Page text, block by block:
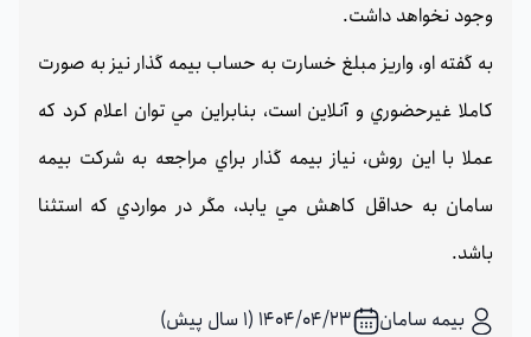
وجود نخواهد داشت.
به گفته او، واريز مبلغ خسارت به حساب بيمه گذار نيز به صورت
كاملا غيرحضوري و آنلاين است،‌ بنابراين مي توان اعلام كرد كه
عملا با اين روش، نياز بيمه گذار براي مراجعه به شركت بيمه
سامان به حداقل كاهش مي يابد،‌ مگر در مواردي كه استثنا
باشد.
بیمه سامان 1404/04/23 (1 سال پیش)